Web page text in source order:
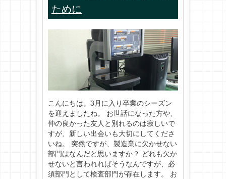
ために
こんにちは。3月に入り卒業のシーズン
を迎えましたね。 お世話になった方や、
仲の良かった友人と別れるのは寂しいで
すが、新しい出会いも大切にしてくださ
いね。 突然ですが、製造業に欠かせない
部門はなんだと思いますか？ どれも欠か
せないと言われればそうなんですが、必
須部門として検査部門が存在します。 お